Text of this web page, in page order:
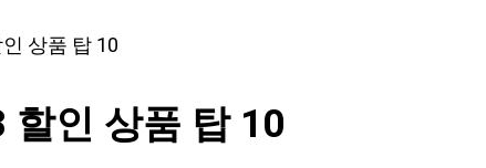
상품 탑 10
할인 상품 탑 10